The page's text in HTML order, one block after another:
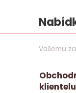
Vašemu
klientelu